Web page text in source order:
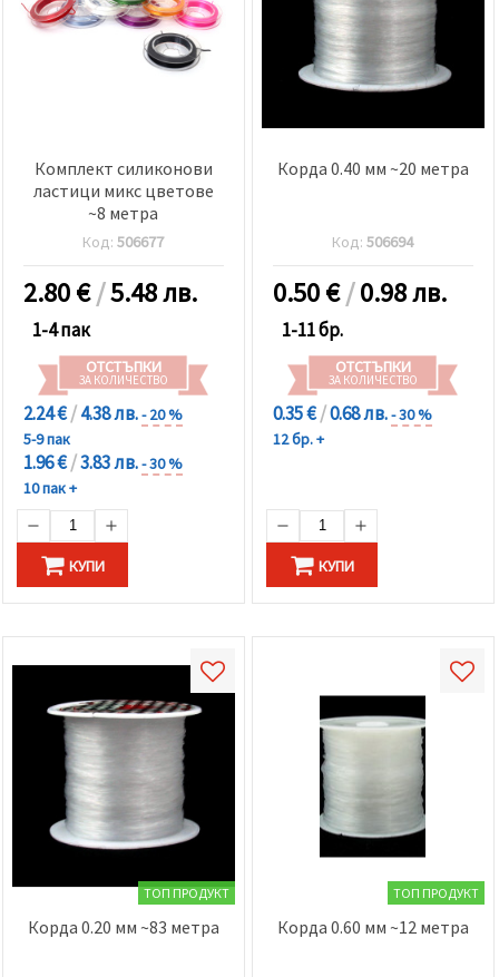
Комплект силиконови
ластици микс цветове
~8 метра
Код:506677
2.80€/5.48 лв.
1-4 пак
ОТСТЪПКИ
ЗА КОЛИЧЕСТВО
2.24 €/4.38 лв.- 20 %
5-9 пак
1.96 €/3.83 лв.- 30 %
10 пак +
КУПИ
Корда 0.40 мм ~20 метра
Код:506694
0.50€/0.98 лв.
1-11 бр.
ОТСТЪПКИ
ЗА КОЛИЧЕСТВО
0.35 €/0.68 лв.- 30 %
12 бр. +
КУПИ
ТОП ПРОДУКТ
Корда 0.20 мм ~83 метра
ТОП ПРОДУКТ
Корда 0.60 мм ~12 метра